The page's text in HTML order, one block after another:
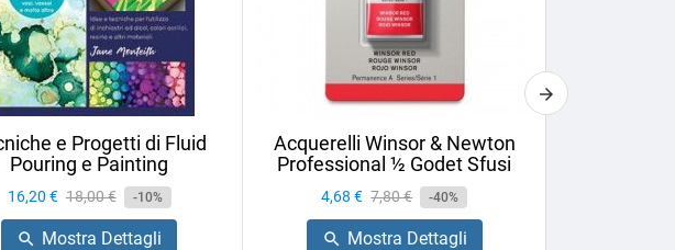
e Progetti di Fluid
Pouring e Painting
Prezzo
16,20 € Prezzo
base
18,00 € -10%
 Mostra Dettagli
Acquerelli Winsor & Newton
Professional ½ Godet Sfusi
Prezzo
4,68 € Prezzo
base
7,80 € -40%
 Mostra Dettagli